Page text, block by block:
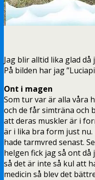
Jag blir alltid lika glad
På bilden har jag
Ont i magen
Som tur var är alla våra
och de får simträna och
att deras muskler är i
är i lika bra form just
hade tarmvred senast.
helgen fick jag så ont då
så det är inte så kul att
medicin så blev det